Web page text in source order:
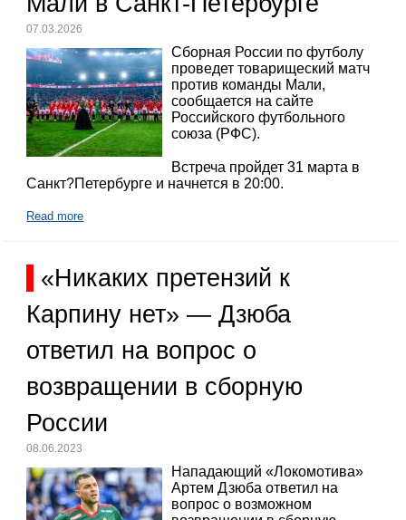
07.03.2026
Сборная России по футболу
проведет товарищеский матч
против команды Мали,
сообщается на сайте
Российского футбольного
союза (РФС).
Встреча пройдет 31 марта в
Санкт?Петербурге и начнется в 20:00.
Read more
«Никаких претензий к
Карпину нет» — Дзюба
ответил на вопрос о
возвращении в сборную
России
08.06.2023
Нападающий «Локомотива»
Артем Дзюба ответил на
вопрос о возможном